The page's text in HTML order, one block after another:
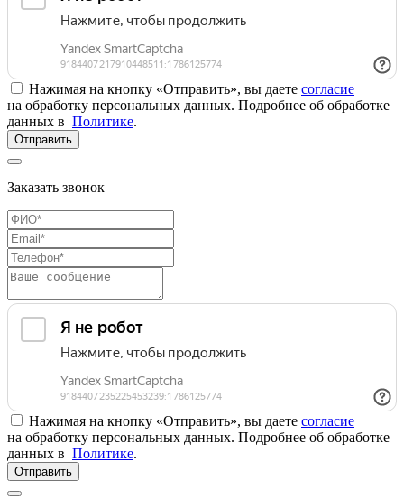
Нажимая на кнопку «Отправить», вы даете согласие
на обработку персональных данных. Подробнее об обработке
данных в Политике.
Отправить
Заказать звонок
Нажимая на кнопку «Отправить», вы даете согласие
на обработку персональных данных. Подробнее об обработке
данных в Политике.
Отправить